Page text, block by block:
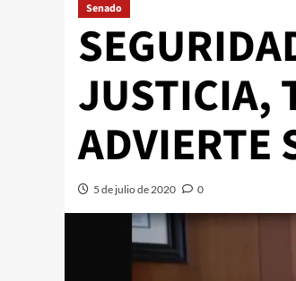
Senado
JUSTICIA,
ADVIERTE
5 de julio de 2020 0